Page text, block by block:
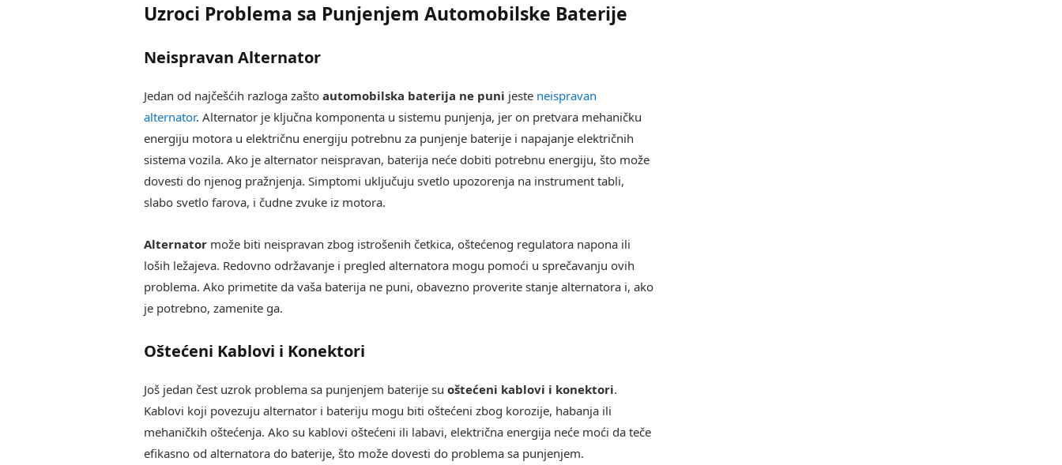
Uzroci Problema sa Punjenjem Automobilske Baterije
Neispravan Alternator
Jedan od najčešćih razloga zašto automobilska baterija ne puni jeste neispravan
alternator. Alternator je ključna komponenta u sistemu punjenja, jer on pretvara mehaničku
energiju motora u električnu energiju potrebnu za punjenje baterije i napajanje električnih
sistema vozila. Ako je alternator neispravan, baterija neće dobiti potrebnu energiju, što može
dovesti do njenog pražnjenja. Simptomi uključuju svetlo upozorenja na instrument tabli,
slabo svetlo farova, i čudne zvuke iz motora.
Alternatormože biti neispravan zbog istrošenih četkica, oštećenog regulatora napona ili
loših ležajeva. Redovno održavanje i pregled alternatora mogu pomoći u sprečavanju ovih
problema. Ako primetite da vaša baterija ne puni, obavezno proverite stanje alternatora i, ako
je potrebno, zamenite ga.
Oštećeni Kablovi i Konektori
Još jedan čest uzrok problema sa punjenjem baterije su oštećeni kablovi i konektori.
Kablovi koji povezuju alternator i bateriju mogu biti oštećeni zbog korozije, habanja ili
mehaničkih oštećenja. Ako su kablovi oštećeni ili labavi, električna energija neće moći da teče
efikasno od alternatora do baterije, što može dovesti do problema sa punjenjem.